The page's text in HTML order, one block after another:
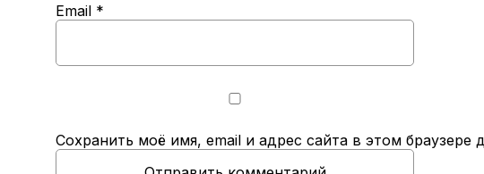
Email *
Сохранить моё имя, email и адрес сайта в этом